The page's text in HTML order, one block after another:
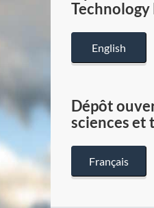
English
Dépôt
sciences et
Français